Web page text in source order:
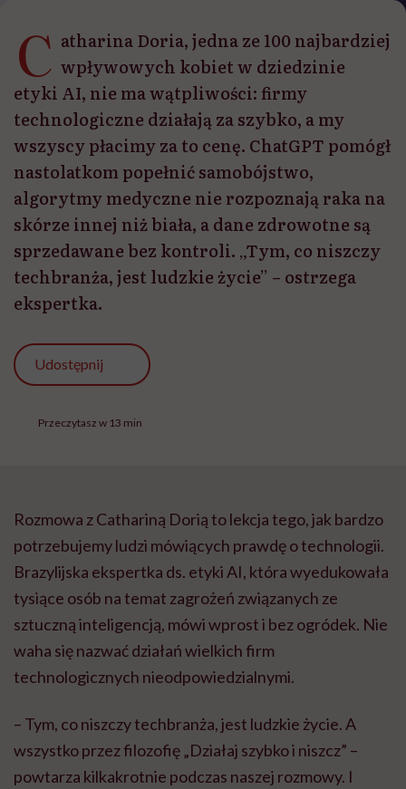
C atharina Doria, jedna ze 100 najbardziej
wpływowych kobiet w dziedzinie
etyki AI, nie ma wątpliwości: firmy
technologiczne działają za szybko, a my
wszyscy płacimy za to cenę. ChatGPT pomógł
nastolatkom popełnić samobójstwo,
algorytmy medyczne nie rozpoznają raka na
skórze innej niż biała, a dane zdrowotne są
sprzedawane bez kontroli. „Tym, co niszczy
techbranża, jest ludzkie życie” – ostrzega
ekspertka.
Udostępnij
Przeczytasz w 13 min
Rozmowa z Cathariną Dorią to lekcja tego, jak bardzo
potrzebujemy ludzi mówiących prawdę o technologii.
Brazylijska ekspertka ds. etyki AI, która wyedukowała
tysiące osób na temat zagrożeń związanych ze
sztuczną inteligencją, mówi wprost i bez ogródek. Nie
waha się nazwać działań wielkich firm
technologicznych nieodpowiedzialnymi.
– Tym, co niszczy techbranża, jest ludzkie życie. A
wszystko przez filozofię „Działaj szybko i niszcz” –
powtarza kilkakrotnie podczas naszej rozmowy. I